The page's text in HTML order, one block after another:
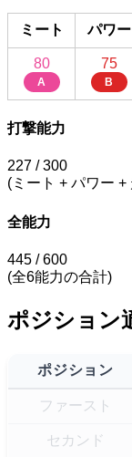
ミート パワー
80
A
75
B
打撃能力
227 / 300
(ミート + パワー +
全能力
445 / 600
(全6能力の合計)
ポジション
ポジション
ファースト
セカンド